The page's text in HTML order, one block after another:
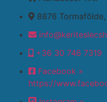
8876
+36 30 746 7319
Facebook »
https://